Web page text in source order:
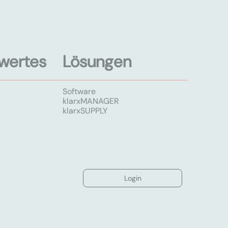
Lösungen
Software
klarxMANAGER
klarxSUPPLY
Login